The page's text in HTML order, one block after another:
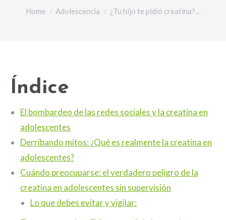
You are here:
Home Adolescencia ¿Tu hijo te pidió creatina?…
Índice
El bombardeo de las redes sociales y la creatina en
adolescentes
Derribando mitos: ¿Qué es realmente la creatina en
adolescentes?
Cuándo preocuparse: el verdadero peligro de la
creatina en adolescentes sin supervisión
Lo que debes evitar y vigilar: